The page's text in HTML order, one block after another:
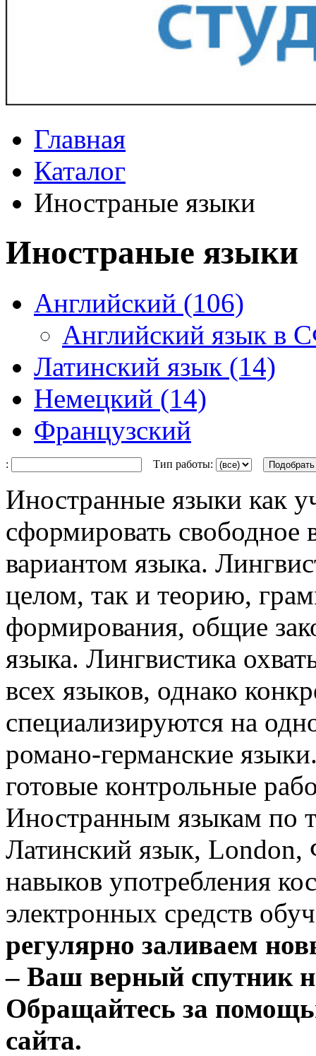
Главная
Каталог
Иностраные языки
Иностраные языки
Английский (106)
Английский язык в
Латинский язык (14)
Немецкий (14)
Французский
: Тип работы:
Иностранные языки как
сформировать свободное
вариантом языка.
целом, так и теорию,
формирования, общие
языка. Лингвистика
всех языков, однако
специализируются на
романо-германские
готовые контрольные
Иностранным языкам по
Латинский язык, London,
навыков употребления
электронных средств
регулярно заливаем
– Ваш верный спутник
Обращайтесь за
сайта.